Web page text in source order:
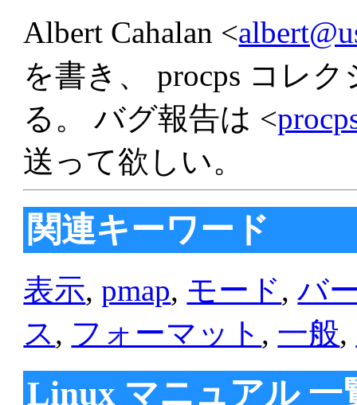
Albert Cahalan <
を書き、 procps コレ
る。 バグ報告は <
送って欲しい。
関連キーワード
表示,pmap, モード,バ
ス, フォーマット , 一般,
Linux マニュアル 一